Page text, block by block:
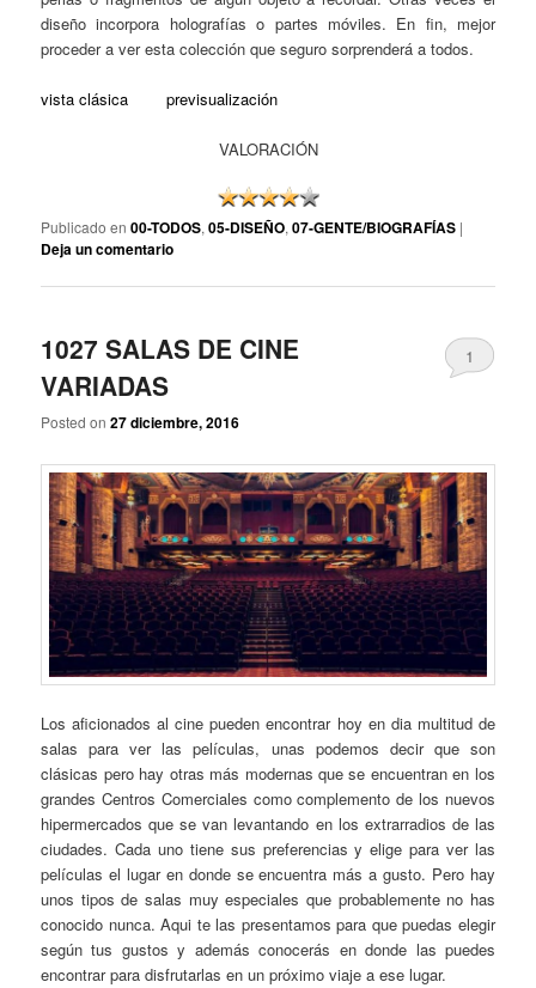
diseño incorpora holografías o partes móviles. En fin, mejor
proceder a ver esta colección que seguro sorprenderá a todos.
vista clásica previsualización
VALORACIÓN
Publicado en 00-TODOS,05-DISEÑO,07-GENTE/BIOGRAFÍAS |
Deja un comentario
1027 SALAS DE CINE
VARIADAS
Posted on27 diciembre, 2016
1
Los aficionados al cine pueden encontrar hoy en dia multitud de
salas para ver las películas, unas podemos decir que son
clásicas pero hay otras más modernas que se encuentran en los
grandes Centros Comerciales como complemento de los nuevos
hipermercados que se van levantando en los extrarradios de las
ciudades. Cada uno tiene sus preferencias y elige para ver las
películas el lugar en donde se encuentra más a gusto. Pero hay
unos tipos de salas muy especiales que probablemente no has
conocido nunca. Aqui te las presentamos para que puedas elegir
según tus gustos y además conocerás en donde las puedes
encontrar para disfrutarlas en un próximo viaje a ese lugar.